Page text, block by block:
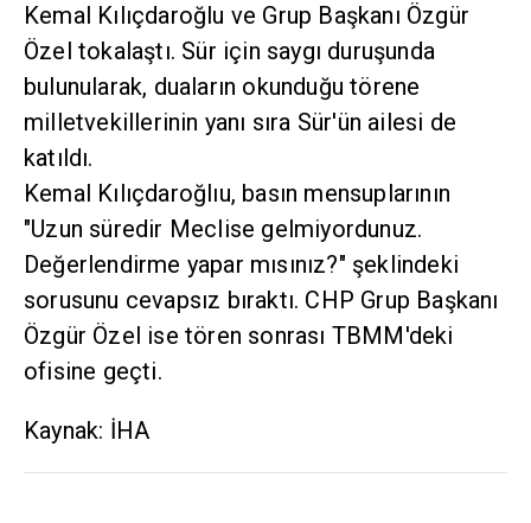
Kemal Kılıçdaroğlu ve Grup Başkanı Özgür
Özel tokalaştı. Sür için saygı duruşunda
bulunularak, duaların okunduğu törene
milletvekillerinin yanı sıra Sür'ün ailesi de
katıldı.
Kemal Kılıçdaroğlıu, basın mensuplarının
"Uzun süredir Meclise gelmiyordunuz.
Değerlendirme yapar mısınız?" şeklindeki
sorusunu cevapsız bıraktı. CHP Grup Başkanı
Özgür Özel ise tören sonrası TBMM'deki
ofisine geçti.
Kaynak: İHA